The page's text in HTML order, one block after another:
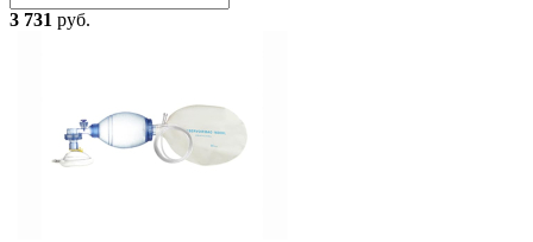
3 731 руб.